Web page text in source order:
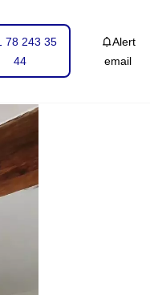
78 243 35
44
Alert
email